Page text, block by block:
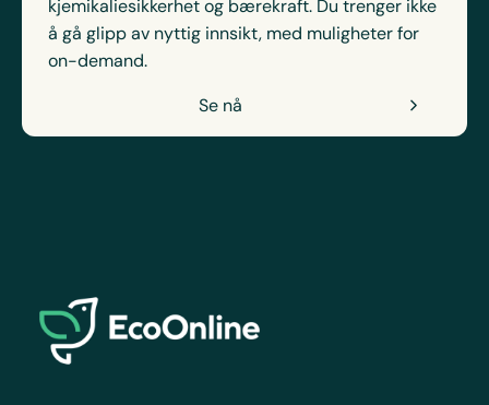
kjemikaliesikkerhet og bærekraft. Du trenger ikke
å gå glipp av nyttig innsikt, med muligheter for
on-demand.
Se nå